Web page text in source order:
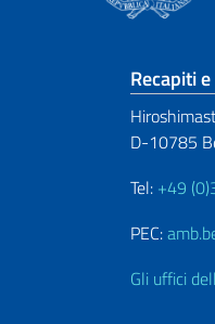
Recapiti
D-10785
Tel: +49
PEC:
Gli uffici